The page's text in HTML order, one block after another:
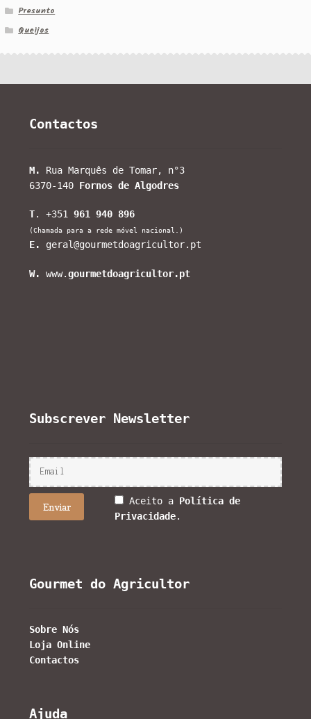
Presunto
Queijos
Contactos
M.
Rua Marquês de Tomar, n°3
6370-140 Fornos de Algodres
T. +351961 940 896
(Chamada para a rede móvel nacional.)
E. geral@gourmetdoagricultor.pt
W. www.gourmetdoagricultor.pt
Subscrever Newsletter
Aceito a Política de
Privacidade.
Gourmet do Agricultor
Sobre Nós
Loja Online
Contactos
Ajuda